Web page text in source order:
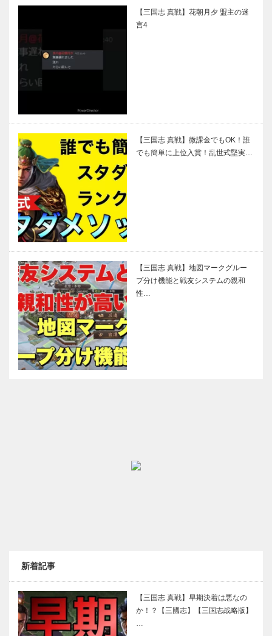
【三国志 真戦】花朝月夕 盟主の迷
言4
【三国志 真戦】微課金でもOK！誰
でも簡単に上位入賞！乱世式堅実…
【三国志 真戦】地図マークグルー
プ分け機能と戦友システムの親和
性…
新着記事
【三国志 真戦】早期決着は悪なの
か！？【三國志】【三国志战略版】
…